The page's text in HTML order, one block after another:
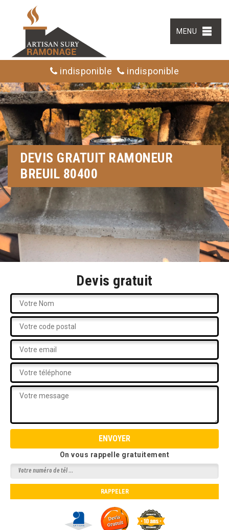
MENU
indisponible indisponible
DEVIS GRATUIT RAMONEUR
BREUIL 80400
Devis gratuit
On vous rappelle gratuitement